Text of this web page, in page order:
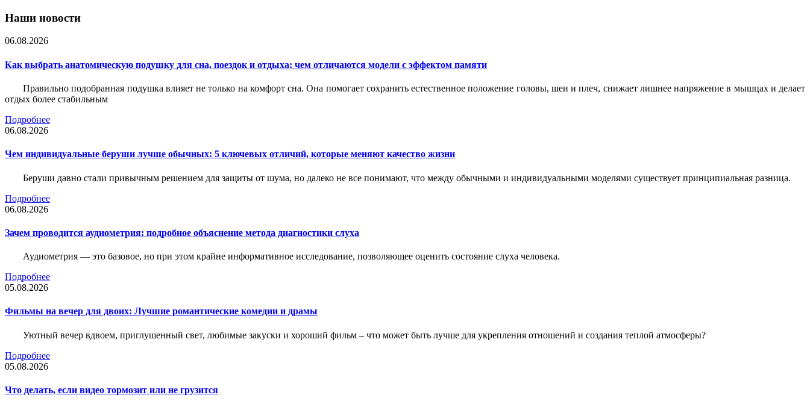
Наши новости
06.08.2026
Как выбрать анатомическую подушку для сна, поездок и отдыха: чем отличаются модели с эффектом памяти
Правильно подобранная подушка влияет не только на комфорт сна. Она помогает сохранить естественное положение головы, шеи и плеч, снижает лишнее напряжение в мышцах и делает
отдых более стабильным
Подробнее
06.08.2026
Чем индивидуальные беруши лучше обычных: 5 ключевых отличий, которые меняют качество жизни
Беруши давно стали привычным решением для защиты от шума, но далеко не все понимают, что между обычными и индивидуальными моделями существует принципиальная разница.
Подробнее
06.08.2026
Зачем проводится аудиометрия: подробное объяснение метода диагностики слуха
Аудиометрия — это базовое, но при этом крайне информативное исследование, позволяющее оценить состояние слуха человека.
Подробнее
05.08.2026
Фильмы на вечер для двоих: Лучшие романтические комедии и драмы
Уютный вечер вдвоем, приглушенный свет, любимые закуски и хороший фильм – что может быть лучше для укрепления отношений и создания теплой атмосферы?
Подробнее
05.08.2026
Что делать, если видео тормозит или не грузится